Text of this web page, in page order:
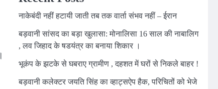
नाकेबंदी नहीं हटायी जाती तब तक वार्ता संभव नहीं – ईरान
बड़वानी सांसद का बड़ा खुलासा: मोनालिसा 16 साल की नाबालिग
, लव जिहाद के षडयंत्र का बनाया शिकार ।
भूकंप के झटके से घबराए ग्रामीण , दहशत में घरों से निकले बाहर !
बड़वानी कलेक्टर जयति सिंह का व्हाट्सऐप हैक, परिचितों को भेजे